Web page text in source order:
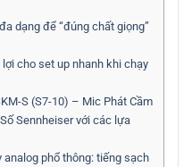
dạng để “đúng chất giọng”
cho set up nhanh khi chạy
S (S7-10) – Mic Phát Cầm
Sennheiser với các lựa
phổ thông: tiếng sạch